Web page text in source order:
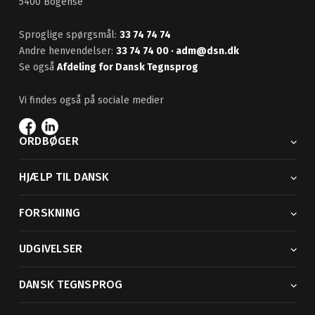
Sproglige spørgsmål: 33 74 74 74
Andre henvendelser: 33 74 74 00 · adm@dsn.dk
Se også Afdeling for Dansk Tegnsprog
Vi findes også på sociale medier
ORDBØGER
HJÆLP TIL DANSK
FORSKNING
UDGIVELSER
DANSK TEGNSPROG